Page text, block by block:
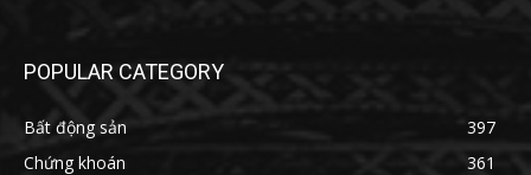
POPULAR CATEGORY
Bất động sản
397
Chứng khoán
361